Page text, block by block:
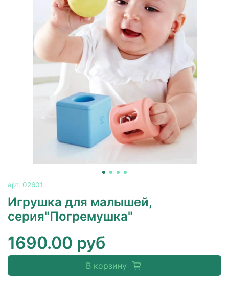
арт. 02601
Игрушка для малышей,
серия"Погремушка"
1690.00 руб
В корзину